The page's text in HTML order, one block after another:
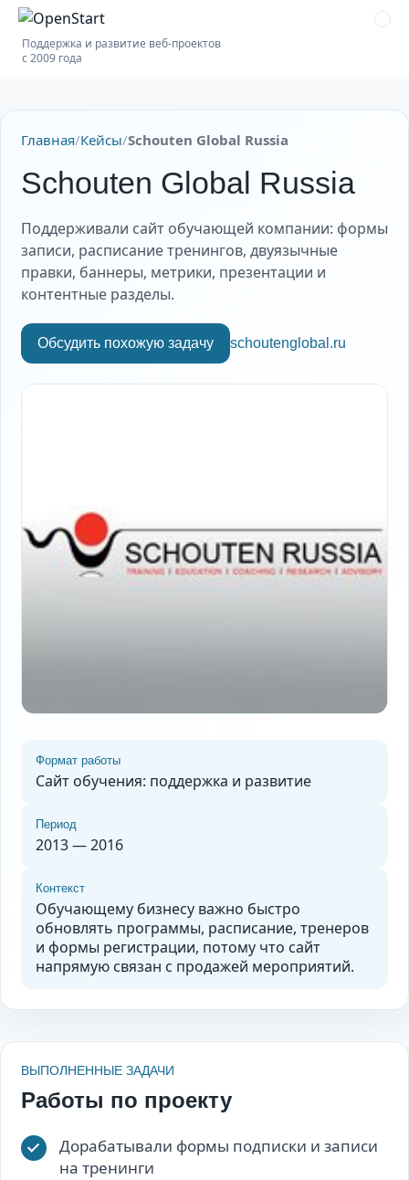
Поддержка и развитие веб-проектов
с 2009 года
Главная/Кейсы/Schouten Global Russia
Schouten Global Russia
Поддерживали сайт обучающей компании: формы
записи, расписание тренингов, двуязычные
правки, баннеры, метрики, презентации и
контентные разделы.
Обсудить похожую задачу schoutenglobal.ru
Формат работы
Сайт обучения: поддержка и развитие
Период
2013 — 2016
Контекст
Обучающему бизнесу важно быстро
обновлять программы, расписание, тренеров
и формы регистрации, потому что сайт
напрямую связан с продажей мероприятий.
ВЫПОЛНЕННЫЕ ЗАДАЧИ
Работы по проекту
Дорабатывали формы подписки и записи
на тренинги